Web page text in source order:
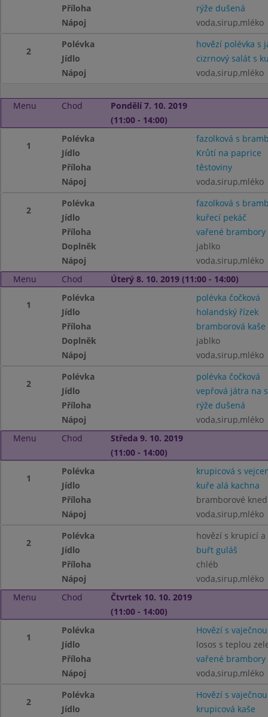
Příloha
rýže dušená
Nápoj
voda,sirup,mléko
2
Polévka
hovězí polévka s
Jídlo
cizrnový salát s
Nápoj
voda,sirup,mléko
Menu Chod
Pondělí 7. 10. 2019
(11:00 - 14:00)
1
Polévka
fazolková s
Jídlo
Krůtí na paprice
Příloha
těstoviny
Nápoj
voda,sirup,mléko
2
Polévka
fazolková s
Jídlo
kuřecí pekáč
Příloha
vařené brambory
Doplněk
jablko
Nápoj
voda,sirup,mléko
Menu
Chod Úterý 8. 10. 2019 (11:00 - 14:00)
1
Polévka
polévka čočková
Jídlo
holandský řízek
Příloha
bramborová kaše
Doplněk
jablko
Nápoj
voda,sirup,mléko
2
Polévka
polévka čočková
Jídlo
vepřová játra na
Příloha
rýže dušená
Nápoj
voda,sirup,mléko
Menu
Chod
Středa 9. 10. 2019
(11:00 - 14:00)
1
Polévka
krupicová s
Jídlo
kuře alá kachna
Příloha
bramborové
Nápoj
voda,sirup,mléko
2
Polévka
hovězí s krupicí a
Jídlo
buřt guláš
Příloha
chléb
Nápoj
voda,sirup,mléko
Menu
Chod
Čtvrtek 10. 10. 2019
(11:00 - 14:00)
1
Polévka
Hovězí s
Jídlo
losos s teplou
Příloha
vařené brambory
Nápoj
voda,sirup,mléko
2
Polévka
Hovězí s
Jídlo
krupicová kaše